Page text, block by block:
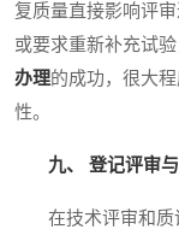
复质量直接影响评
或要求重新补充试
办理的成功，很大
性。
九、 登记评审
在技术评审和质